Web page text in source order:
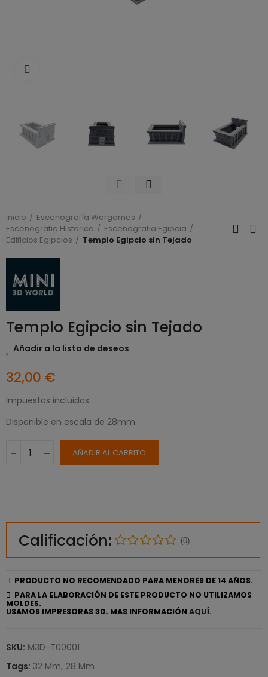
Inicio
Escenografía Wargames
Escenografia Historica
Escenografia Egipcia
Edificios Egipcios
Templo Egipcio sin Tejado
Templo Egipcio sin Tejado
Añadir a la lista de deseos
32,00 €
Impuestos incluidos
Disponible en escala de 28mm.
AÑADIR AL CARRITO
Calificación: (0)
PRODUCTO NO RECOMENDADO PARA MENORES DE 14 AÑOS.
PARA LA ELABORACIÓN DE ESTE PRODUCTO NO UTILIZAMOS
MOLDES.
USAMOS IMPRESORAS 3D. MAS INFORMACIÓN AQUÍ.
SKU: M3D-T00001
Tags: 32 Mm 28 Mm